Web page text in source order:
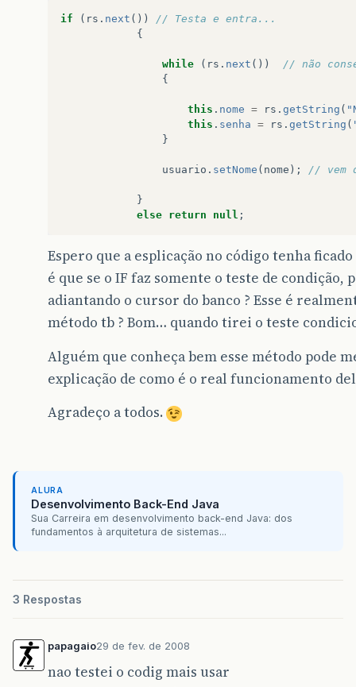
if ( rs . next ())
// Testa e entra...
{
while ( rs . next ())
// não
{
this . nome = rs . getString (
this . senha = rs . getString (
}
usuario . setNome ( nome ); // vem
}
else return null ;
Espero que a esplicação no código tenha
é que se o IF faz somente o teste de condição,
adiantando o cursor do banco ? Esse é
método tb ? Bom… quando tirei o teste
Alguém que conheça bem esse método pode
explicação de como é o real funcionamento
Agradeço a todos.
ALURA
Desenvolvimento Back-End Java
Sua Carreira em desenvolvimento back-end Java: dos
fundamentos à arquitetura de sistemas...
3 Respostas
papagaio29 de fev. de 2008
nao testei o codig mais usar